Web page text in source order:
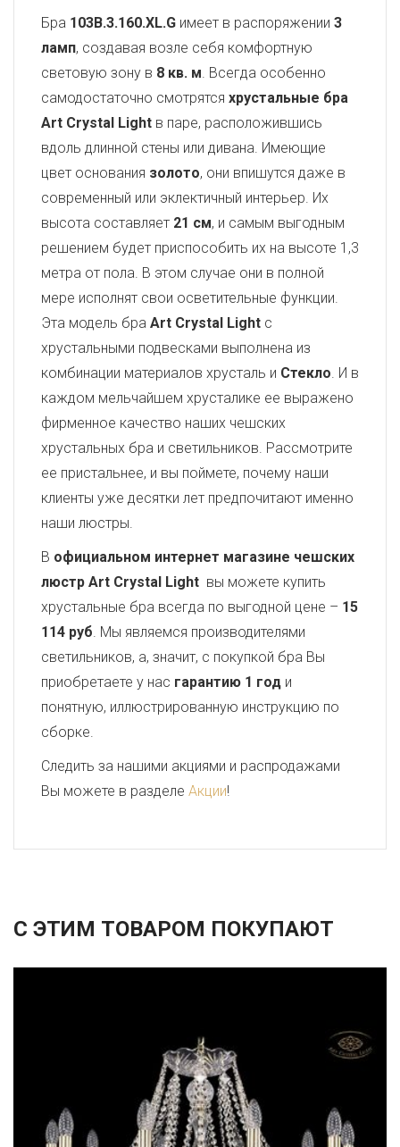
Бра 103B.3.160.XL.G имеет в распоряжении 3
ламп, создавая возле себя комфортную
световую зону в 8 кв. м. Всегда особенно
самодостаточно смотрятся хрустальные бра
Art Crystal Light в паре, расположившись
вдоль длинной стены или дивана. Имеющие
цвет основания золото, они впишутся даже в
современный или эклектичный интерьер. Их
высота составляет 21 см, и самым выгодным
решением будет приспособить их на высоте 1,3
метра от пола. В этом случае они в полной
мере исполнят свои осветительные функции.
Эта модель бра Art Crystal Light с
хрустальными подвесками выполнена из
комбинации материалов хрусталь и Стекло. И в
каждом мельчайшем хрусталике ее выражено
фирменное качество наших чешских
хрустальных бра и светильников. Рассмотрите
ее пристальнее, и вы поймете, почему наши
клиенты уже десятки лет предпочитают именно
наши люстры.
В официальном интернет магазине чешских
люстр Art Crystal Light вы можете купить
хрустальные бра всегда по выгодной цене – 15
114 руб. Мы являемся производителями
светильников, а, значит, с покупкой бра Вы
приобретаете у нас гарантию 1 год и
понятную, иллюстрированную инструкцию по
сборке.
Следить за нашими акциями и распродажами
Вы можете в разделе Акции!
С ЭТИМ ТОВАРОМ ПОКУПАЮТ